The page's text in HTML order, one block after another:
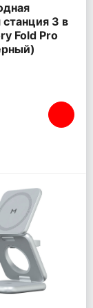
станция 3 в
Fold Pro